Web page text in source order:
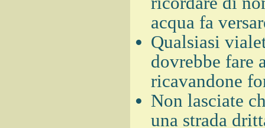
acqua fa
Qualsiasi
dovrebbe fare
ricavandone
Non lasciate
una strada